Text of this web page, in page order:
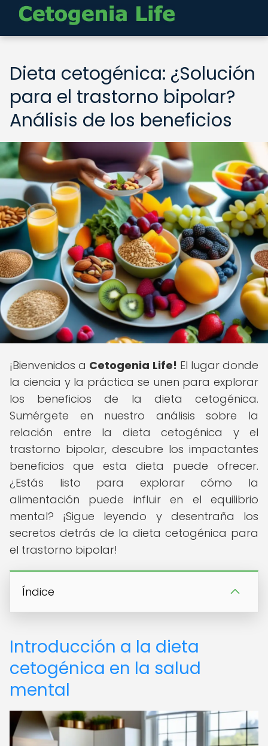
Dieta cetogénica: ¿Solución
para el trastorno bipolar?
Análisis de los beneficios
¡Bienvenidos a Cetogenia Life! El lugar donde
la ciencia y la práctica se unen para explorar
los beneficios de la dieta cetogénica.
Sumérgete en nuestro análisis sobre la
relación entre la dieta cetogénica y el
trastorno bipolar, descubre los impactantes
beneficios que esta dieta puede ofrecer.
¿Estás listo para explorar cómo la
alimentación puede influir en el equilibrio
mental? ¡Sigue leyendo y desentraña los
secretos detrás de la dieta cetogénica para
el trastorno bipolar!
Índice
Introducción a la dieta
cetogénica en la salud
mental